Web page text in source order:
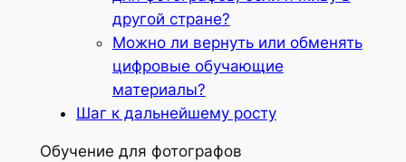
другой стране?
Можно ли вернуть или обменять
цифровые обучающие
материалы?
Шаг к дальнейшему росту
Обучение для фотографов